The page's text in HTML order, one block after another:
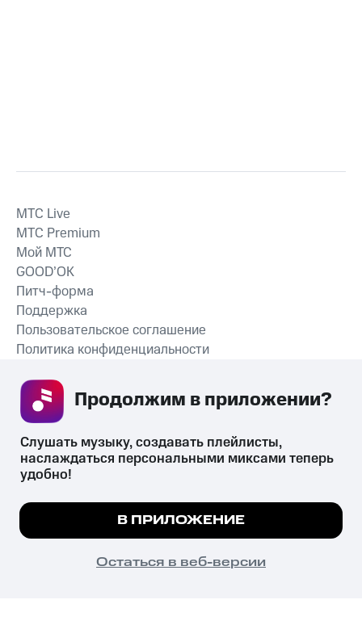
СКАЧАТЬ ПРИЛОЖЕНИЕ
MTС Live
MTС Premium
Мой МТС
GOOD’OK
Питч-форма
Поддержка
Пользовательское соглашение
Политика конфиденциальности
психотропных веществ, их аналогов причиняет вред здоровью,
их незаконный оборот запрещён и влечёт установленную
законодательством ответственность.
© 2026 ООО «КИОН».
Все права защищены
Мы используем куки, чтобы на сайте все
Подробнее
ПОНЯТНО
Слушать музыку, создавать плейлисты,
наслаждаться персональными миксами теперь
удобно!
В ПРИЛОЖЕНИЕ
Остаться в веб-версии